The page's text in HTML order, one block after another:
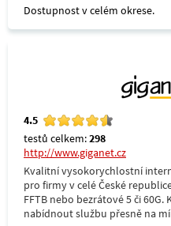
Dostupnost v celém okrese.
4.5
testů celkem:298
http://www.giganet.cz
Kvalitní vysokorychlostní
pro firmy v celé České
FFTB nebo bezrátové 5 či
nabídnout službu přesně na